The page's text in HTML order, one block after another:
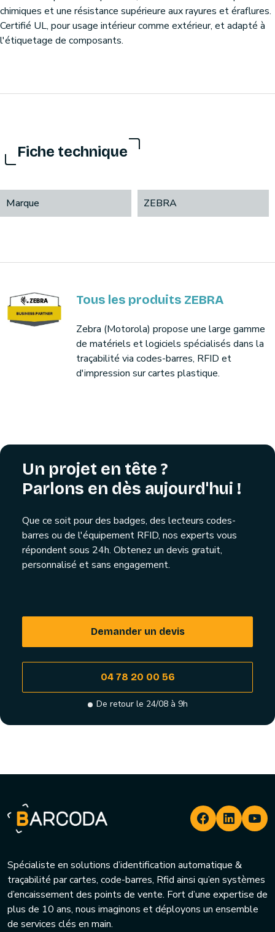
chimiques et une résistance supérieure aux rayures et éraflures.
Certifié UL, pour usage intérieur comme extérieur, et adapté à
l'étiquetage de composants.
Fiche technique
Marque ZEBRA
Tous les produits ZEBRA
Zebra (Motorola) propose une large gamme
de matériels et logiciels spécialisés dans la
traçabilité via codes-barres, RFID et
d'impression sur cartes plastique.
Un projet en tête ?
Parlons en dès aujourd'hui !
Que ce soit pour des badges, des lecteurs codes-
barres ou de l'équipement RFID, nos experts vous
répondent sous 24h. Obtenez un devis gratuit,
personnalisé et sans engagement.
Demander un devis
04 78 20 00 56
De retour le 24/08 à 9h
Spécialiste en solutions d’identification automatique &
traçabilité par cartes, code-barres, Rfid ainsi qu’en systèmes
d’encaissement des points de vente. Fort d’une expertise de
plus de 10 ans, nous imaginons et déployons un ensemble
de services clés en main.